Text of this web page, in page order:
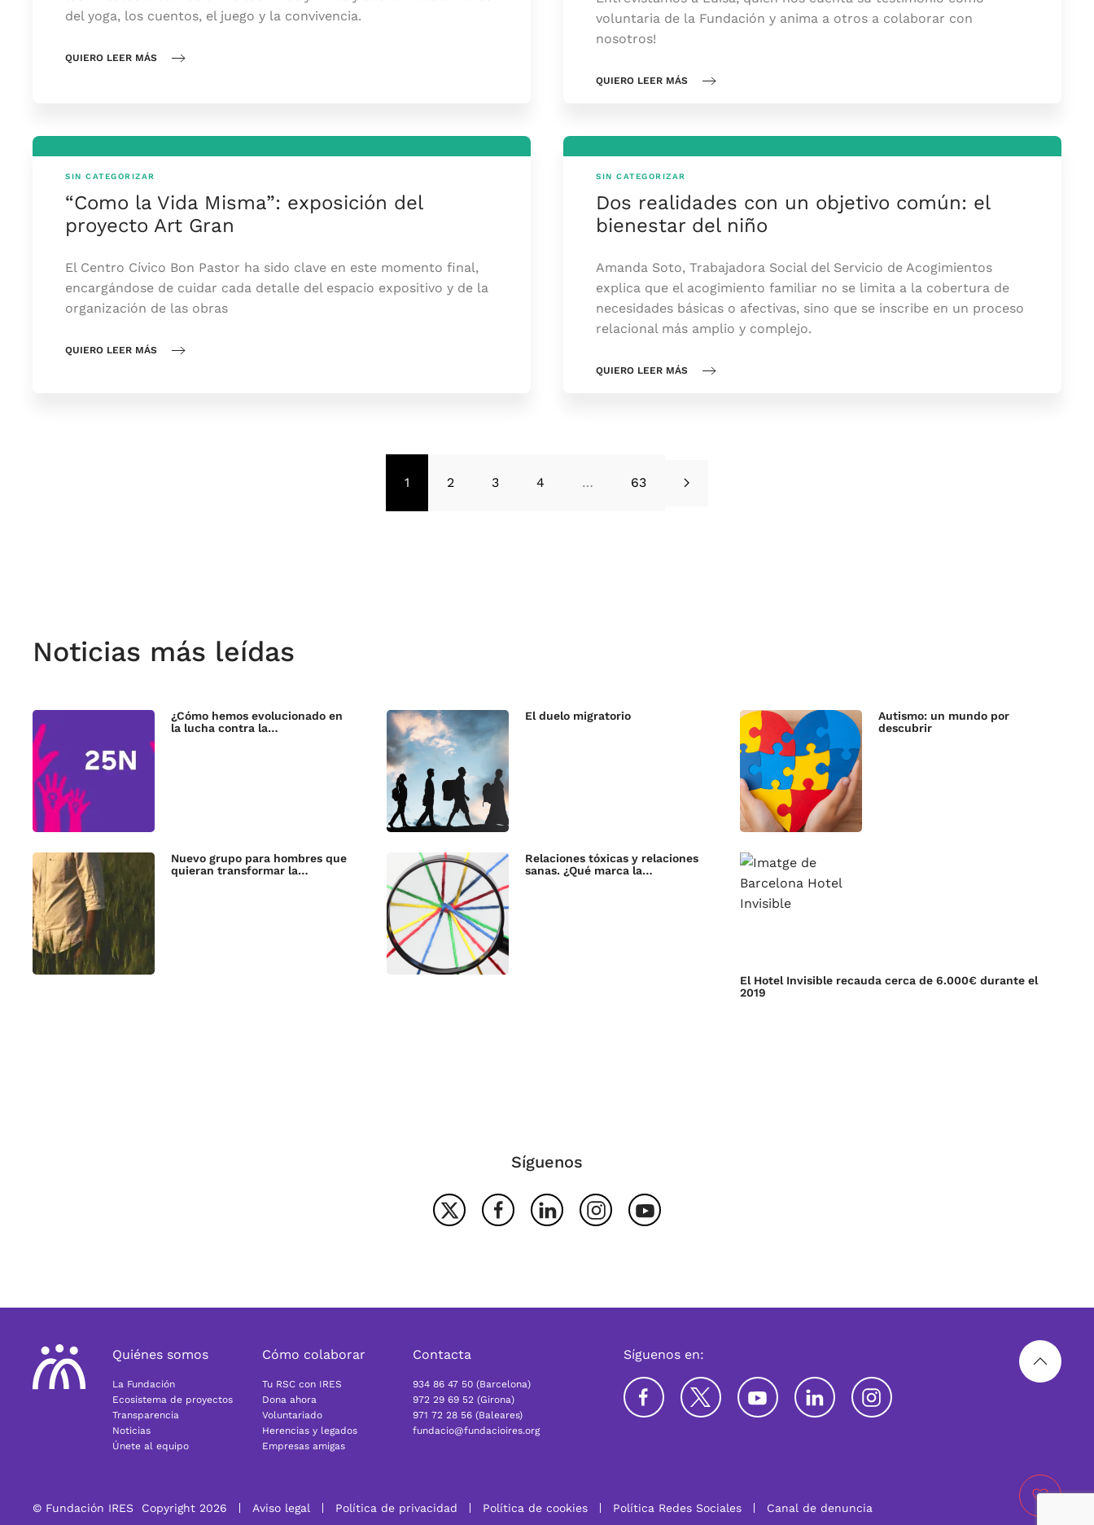
del yoga, los cuentos, el juego y la convivencia.
QUIERO LEER MÁS
voluntaria de la Fundación y anima a otros a colaborar con
nosotros!
QUIERO LEER MÁS
SIN CATEGORIZAR
“Como la Vida Misma”: exposición del
proyecto Art Gran
El Centro Cívico Bon Pastor ha sido clave en este momento final,
encargándose de cuidar cada detalle del espacio expositivo y de la
organización de las obras
QUIERO LEER MÁS
SIN CATEGORIZAR
Dos realidades con un objetivo común: el
bienestar del niño
Amanda Soto, Trabajadora Social del Servicio de Acogimientos
explica que el acogimiento familiar no se limita a la cobertura de
necesidades básicas o afectivas, sino que se inscribe en un proceso
relacional más amplio y complejo.
QUIERO LEER MÁS
1 2 3 4 … 63
Noticias más leídas
¿Cómo hemos evolucionado en
la lucha contra la…
El duelo migratorio
Autismo: un mundo por
descubrir
Nuevo grupo para hombres que
quieran transformar la…
Relaciones tóxicas y relaciones
sanas. ¿Qué marca la…
El Hotel Invisible recauda cerca de 6.000€ durante el
2019
Síguenos
Quiénes somos
La Fundación
Ecosistema de proyectos
Transparencia
Noticias
Únete al equipo
Cómo colaborar
Tu RSC con IRES
Dona ahora
Voluntariado
Herencias y legados
Empresas amigas
Contacta
934 86 47 50 (Barcelona)
972 29 69 52 (Girona)
971 72 28 56 (Baleares)
fundacio@fundacioires.org
Síguenos en:
© Fundación IRES Copyright 2026 Aviso legal Política de privacidad Política de cookies Política Redes Sociales Canal de denuncia